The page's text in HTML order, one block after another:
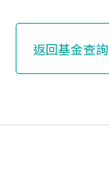
返回基金查詢